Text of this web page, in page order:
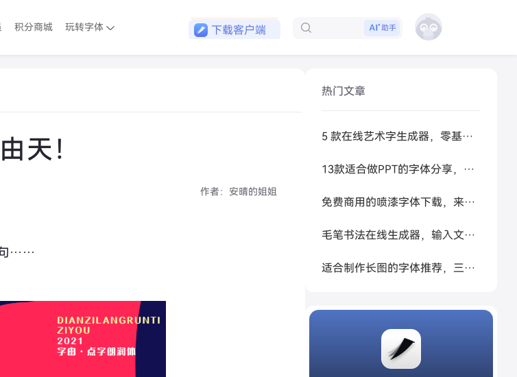
积分商城 玩转字体
免费领取会员
助手
天！
作者： 安晴的姐姐
句……
热门文章
5 款在线艺术字生成器，零基础做高级感标题
13款适合做PPT的字体分享，让你的PPT更好看
免费商用的喷漆字体下载，来试试让 AI 帮你生成
毛笔书法在线生成器，输入文字秒变书法大家
适合制作长图的字体推荐，三类长图场景字体应用案例